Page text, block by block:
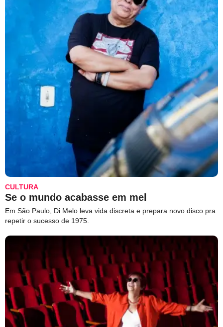
CULTURA
Se o mundo acabasse em mel
Em São Paulo, Di Melo leva vida discreta e prepara novo disco pra
repetir o sucesso de 1975.